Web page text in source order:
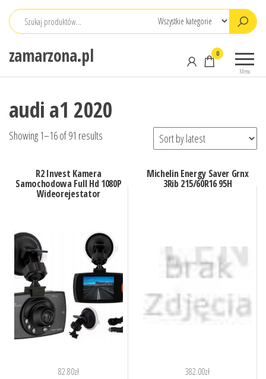
Przejdź
zamarzona.pl
Menu
0
audi a1 2020
Showing 1–16 of 91 results
R2 Invest Kamera
Samochodowa Full Hd 1080P
Wideorejestator
82.80zł
Michelin Energy Saver Grnx
3Rib 215/60R16 95H
382.00zł